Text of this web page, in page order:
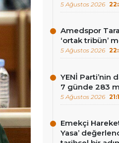
5 Ağustos 2026
Amedspor
‘ortak tribün’
5 Ağustos 2026
YENİ Parti’nin
7 günde 283
5 Ağustos 2026
Emekçi
Yasa’